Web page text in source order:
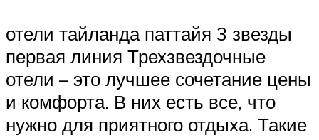
отели тайланда паттайя 3 звезды
первая линия Трехзвездочные
отели – это лучшее сочетание цены
и комфорта. В них есть все, что
нужно для приятного отдыха. Такие